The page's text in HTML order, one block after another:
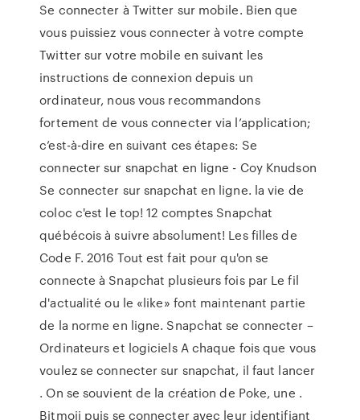
Se connecter à Twitter sur mobile. Bien que
vous puissiez vous connecter à votre compte
Twitter sur votre mobile en suivant les
instructions de connexion depuis un
ordinateur, nous vous recommandons
fortement de vous connecter via l’application;
c’est-à-dire en suivant ces étapes: Se
connecter sur snapchat en ligne - Coy Knudson
Se connecter sur snapchat en ligne. la vie de
coloc c'est le top! 12 comptes Snapchat
québécois à suivre absolument! Les filles de
Code F. 2016 Tout est fait pour qu'on se
connecte à Snapchat plusieurs fois par Le fil
d'actualité ou le «like» font maintenant partie
de la norme en ligne. Snapchat se connecter –
Ordinateurs et logiciels A chaque fois que vous
voulez se connecter sur snapchat, il faut lancer
. On se souvient de la création de Poke, une .
Bitmoji puis se connecter avec leur identifiant